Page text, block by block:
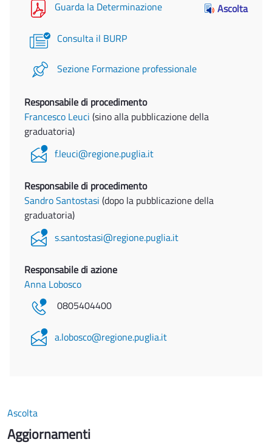
Guarda la Determinazione Ascolta
Consulta il BURP
Sezione Formazione professionale
Responsabile di procedimento
Francesco Leuci (sino alla pubblicazione della
graduatoria)
f.leuci@regione.puglia.it
Responsabile di procedimento
Sandro Santostasi (dopo la pubblicazione della
graduatoria)
s.santostasi@regione.puglia.it
Responsabile di azione
Anna Lobosco
0805404400
a.lobosco@regione.puglia.it
Ascolta
Aggiornamenti